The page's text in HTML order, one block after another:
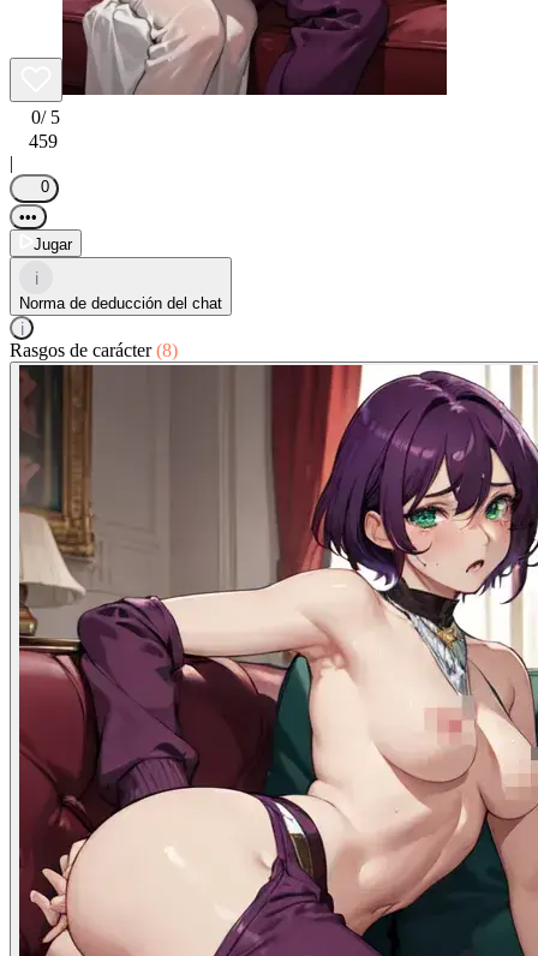
0/ 5
459
|
0
•••
Jugar
i
Norma de deducción del chat
i
Rasgos de carácter(8)